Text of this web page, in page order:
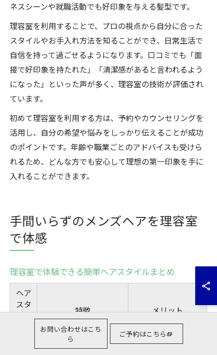
ネスシーンや就職活動でも好印象を与える髪型です。
理容室を利用することで、プロの視点から自分に合った
スタイルやお手入れ方法を知ることができ、日常生活で
自信を持って過ごせるようになります。口コミでも「面
接で好印象を持たれた」「清潔感があると言われるよう
になった」といった声が多く、理容室の技術が評価され
ています。
初めて理容室を利用する方は、予約やカウンセリングを
活用し、自分の希望や悩みをしっかり伝えることが成功
のポイントです。年齢や職業ごとのアドバイスも受けら
れるため、どんな方でも安心して理想の第一印象を手に
入れることができます。
手間いらずのメンズヘアを理容室
で体感
理容室で体験できる簡単ヘアスタイルまとめ
ヘア
スタ
イル
特徴 メリット
最新トレンドを抑えた
お問い合わせはこち
ら
ご予約はこちら